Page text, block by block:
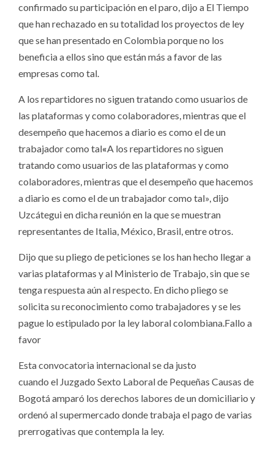
confirmado su participación en el paro, dijo a El Tiempo
que han rechazado en su totalidad los proyectos de ley
que se han presentado en Colombia porque no los
beneficia a ellos sino que están más a favor de las
empresas como tal.
A los repartidores no siguen tratando como usuarios de
las plataformas y como colaboradores, mientras que el
desempeño que hacemos a diario es como el de un
trabajador como tal«A los repartidores no siguen
tratando como usuarios de las plataformas y como
colaboradores, mientras que el desempeño que hacemos
a diario es como el de un trabajador como tal», dijo
Uzcátegui en dicha reunión en la que se muestran
representantes de Italia, México, Brasil, entre otros.
Dijo que su pliego de peticiones se los han hecho llegar a
varias plataformas y al Ministerio de Trabajo, sin que se
tenga respuesta aún al respecto. En dicho pliego se
solicita su reconocimiento como trabajadores y se les
pague lo estipulado por la ley laboral colombiana.Fallo a
favor
Esta convocatoria internacional se da justo
cuando el Juzgado Sexto Laboral de Pequeñas Causas de
Bogotá amparó los derechos labores de un domiciliario y
ordenó al supermercado donde trabaja el pago de varias
prerrogativas que contempla la ley.